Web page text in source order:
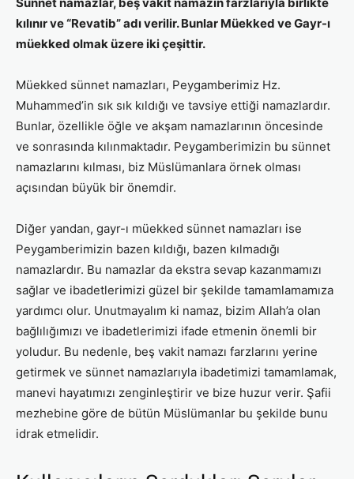
kılınır ve “Revatib” adı verilir. Bunlar Müekked ve Gayr-ı
müekked olmak üzere iki çeşittir.
Müekked sünnet namazları, Peygamberimiz Hz.
Muhammed’in sık sık kıldığı ve tavsiye ettiği namazlardır.
Bunlar, özellikle öğle ve akşam namazlarının öncesinde
ve sonrasında kılınmaktadır. Peygamberimizin bu sünnet
namazlarını kılması, biz Müslümanlara örnek olması
açısından büyük bir önemdir.
Diğer yandan, gayr-ı müekked sünnet namazları ise
Peygamberimizin bazen kıldığı, bazen kılmadığı
namazlardır. Bu namazlar da ekstra sevap kazanmamızı
sağlar ve ibadetlerimizi güzel bir şekilde tamamlamamıza
yardımcı olur. Unutmayalım ki namaz, bizim Allah’a olan
bağlılığımızı ve ibadetlerimizi ifade etmenin önemli bir
yoludur. Bu nedenle, beş vakit namazı farzlarını yerine
getirmek ve sünnet namazlarıyla ibadetimizi tamamlamak,
manevi hayatımızı zenginleştirir ve bize huzur verir. Şafii
mezhebine göre de bütün Müslümanlar bu şekilde bunu
idrak etmelidir.